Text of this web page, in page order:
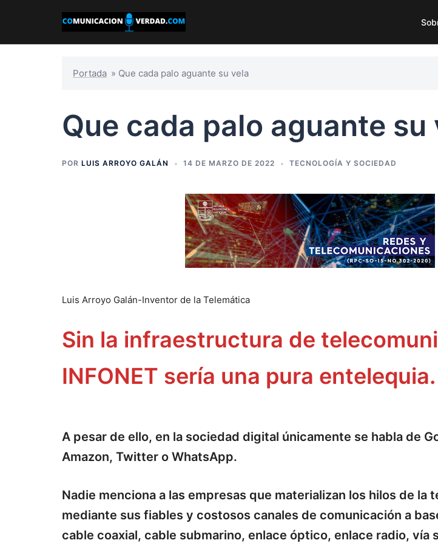
Portada » Que cada palo aguante su vela
Que cada palo aguante su
POR LUIS ARROYO GALÁN 14 DE MARZO DE 2022 TECNOLOGÍA Y SOCIEDAD
Luis Arroyo Galán-Inventor de la Telemática
Sin la infraestructura de
INFONET sería una pura entelequia.
A pesar de ello, en la sociedad digital únicamente se habla de
Amazon, Twitter o WhatsApp.
Nadie menciona a las empresas que materializan los hilos de la
mediante sus fiables y costosos canales de comunicación a
cable coaxial, cable submarino, enlace óptico, enlace radio, vía